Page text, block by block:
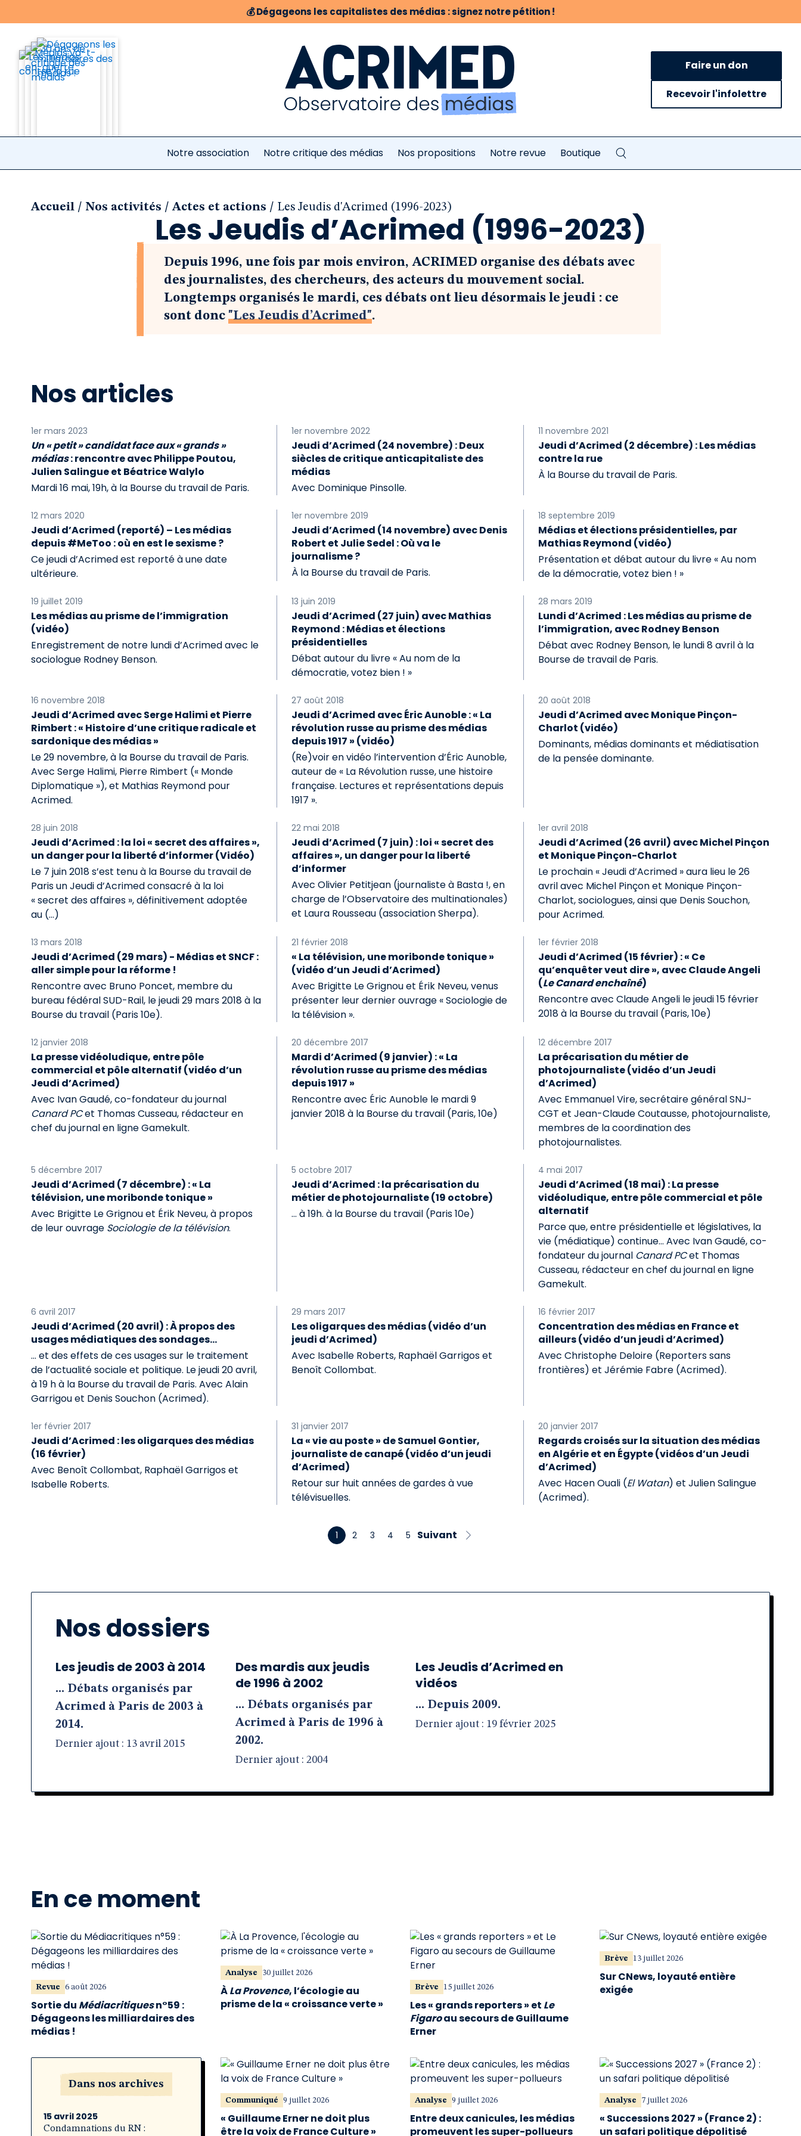
💰Dégageons les capitalistes des médias : signez notre pétition !
Faire un don
Recevoir l'infolettre
Notre association Notre critique des médias Nos propositions Notre revue Boutique
Accueil / Nos activités / Actes et actions / Les Jeudis d'Acrimed (1996-2023)
Les Jeudis d’Acrimed (1996-2023)
Depuis 1996, une fois par mois environ, ACRIMED organise des débats avec
des journalistes, des chercheurs, des acteurs du mouvement social.
Longtemps organisés le mardi, ces débats ont lieu désormais le jeudi : ce
sont donc "Les Jeudis d’Acrimed".
Nos articles
1er mars 2023
Un « petit » candidat face aux « grands »
médias: rencontre avec Philippe Poutou,
Julien Salingue et Béatrice Walylo
Mardi 16 mai, 19h, à la Bourse du travail de Paris.
1er novembre 2022
Jeudi d’Acrimed (24 novembre) : Deux
siècles de critique anticapitaliste des
médias
Avec Dominique Pinsolle.
11 novembre 2021
Jeudi d’Acrimed (2 décembre) : Les médias
contre la rue
À la Bourse du travail de Paris.
12 mars 2020
Jeudi d’Acrimed (reporté) – Les médias
depuis #MeToo : où en est le sexisme ?
Ce jeudi d’Acrimed est reporté à une date
ultérieure.
1er novembre 2019
Jeudi d’Acrimed (14 novembre) avec Denis
Robert et Julie Sedel : Où va le
journalisme ?
À la Bourse du travail de Paris.
18 septembre 2019
Médias et élections présidentielles, par
Mathias Reymond (vidéo)
Présentation et débat autour du livre « Au nom
de la démocratie, votez bien ! »
19 juillet 2019
Les médias au prisme de l’immigration
(vidéo)
Enregistrement de notre lundi d’Acrimed avec le
sociologue Rodney Benson.
13 juin 2019
Jeudi d’Acrimed (27 juin) avec Mathias
Reymond : Médias et élections
présidentielles
Débat autour du livre « Au nom de la
démocratie, votez bien ! »
28 mars 2019
Lundi d’Acrimed : Les médias au prisme de
l’immigration, avec Rodney Benson
Débat avec Rodney Benson, le lundi 8 avril à la
Bourse de travail de Paris.
16 novembre 2018
Jeudi d’Acrimed avec Serge Halimi et Pierre
Rimbert : « Histoire d’une critique radicale et
sardonique des médias »
Le 29 novembre, à la Bourse du travail de Paris.
Avec Serge Halimi, Pierre Rimbert (« Monde
Diplomatique »), et Mathias Reymond pour
Acrimed.
27 août 2018
Jeudi d’Acrimed avec Éric Aunoble : « La
révolution russe au prisme des médias
depuis 1917 » (vidéo)
(Re)voir en vidéo l’intervention d’Éric Aunoble,
auteur de « La Révolution russe, une histoire
française. Lectures et représentations depuis
1917 ».
20 août 2018
Jeudi d’Acrimed avec Monique Pinçon-
Charlot (vidéo)
Dominants, médias dominants et médiatisation
de la pensée dominante.
28 juin 2018
Jeudi d’Acrimed : la loi « secret des affaires »,
un danger pour la liberté d’informer (Vidéo)
Le 7 juin 2018 s’est tenu à la Bourse du travail de
Paris un Jeudi d’Acrimed consacré à la loi
« secret des affaires », définitivement adoptée
au (…)
22 mai 2018
Jeudi d’Acrimed (7 juin) : loi « secret des
affaires », un danger pour la liberté
d’informer
Avec Olivier Petitjean (journaliste à Basta !, en
charge de l’Observatoire des multinationales)
et Laura Rousseau (association Sherpa).
1er avril 2018
Jeudi d’Acrimed (26 avril) avec Michel Pinçon
et Monique Pinçon-Charlot
Le prochain « Jeudi d’Acrimed » aura lieu le 26
avril avec Michel Pinçon et Monique Pinçon-
Charlot, sociologues, ainsi que Denis Souchon,
pour Acrimed.
13 mars 2018
Jeudi d’Acrimed (29 mars) - Médias et SNCF :
aller simple pour la réforme !
Rencontre avec Bruno Poncet, membre du
bureau fédéral SUD-Rail, le jeudi 29 mars 2018 à la
Bourse du travail (Paris 10e).
21 février 2018
« La télévision, une moribonde tonique »
(vidéo d’un Jeudi d’Acrimed)
Avec Brigitte Le Grignou et Érik Neveu, venus
présenter leur dernier ouvrage « Sociologie de
la télévision ».
1er février 2018
Jeudi d’Acrimed (15 février) : « Ce
qu’enquêter veut dire », avec Claude Angeli
(Le Canard enchaîné)
Rencontre avec Claude Angeli le jeudi 15 février
2018 à la Bourse du travail (Paris, 10e)
12 janvier 2018
La presse vidéoludique, entre pôle
commercial et pôle alternatif (vidéo d’un
Jeudi d’Acrimed)
Avec Ivan Gaudé, co-fondateur du journal
Canard PCet Thomas Cusseau, rédacteur en
chef du journal en ligne Gamekult.
20 décembre 2017
Mardi d’Acrimed (9 janvier) : « La
révolution russe au prisme des médias
depuis 1917 »
Rencontre avec Éric Aunoble le mardi 9
janvier 2018 à la Bourse du travail (Paris, 10e)
12 décembre 2017
La précarisation du métier de
photojournaliste (vidéo d’un Jeudi
d’Acrimed)
Avec Emmanuel Vire, secrétaire général SNJ-
CGT et Jean-Claude Coutausse, photojournaliste,
membres de la coordination des
photojournalistes.
5 décembre 2017
Jeudi d’Acrimed (7 décembre) : « La
télévision, une moribonde tonique »
Avec Brigitte Le Grignou et Érik Neveu, à propos
de leur ouvrage Sociologie de la télévision.
5 octobre 2017
Jeudi d’Acrimed : la précarisation du
métier de photojournaliste (19 octobre)
… à 19h. à la Bourse du travail (Paris 10e)
4 mai 2017
Jeudi d’Acrimed (18 mai) : La presse
vidéoludique, entre pôle commercial et pôle
alternatif
Parce que, entre présidentielle et législatives, la
vie (médiatique) continue... Avec Ivan Gaudé, co-
fondateur du journal Canard PCet Thomas
Cusseau, rédacteur en chef du journal en ligne
Gamekult.
6 avril 2017
Jeudi d’Acrimed (20 avril) : À propos des
usages médiatiques des sondages…
… et des effets de ces usages sur le traitement
de l’actualité sociale et politique. Le jeudi 20 avril,
à 19 h à la Bourse du travail de Paris. Avec Alain
Garrigou et Denis Souchon (Acrimed).
29 mars 2017
Les oligarques des médias (vidéo d’un
jeudi d’Acrimed)
Avec Isabelle Roberts, Raphaël Garrigos et
Benoît Collombat.
16 février 2017
Concentration des médias en France et
ailleurs (vidéo d’un jeudi d’Acrimed)
Avec Christophe Deloire (Reporters sans
frontières) et Jérémie Fabre (Acrimed).
1er février 2017
Jeudi d’Acrimed : les oligarques des médias
(16 février)
Avec Benoît Collombat, Raphaël Garrigos et
Isabelle Roberts.
31 janvier 2017
La « vie au poste » de Samuel Gontier,
journaliste de canapé (vidéo d’un jeudi
d’Acrimed)
Retour sur huit années de gardes à vue
télévisuelles.
20 janvier 2017
Regards croisés sur la situation des médias
en Algérie et en Égypte (vidéos d’un Jeudi
d’Acrimed)
Avec Hacen Ouali (El Watan) et Julien Salingue
(Acrimed).
1 2 3 4 5 Suivant
Nos dossiers
Les jeudis de 2003 à 2014
... Débats organisés par
Acrimed à Paris de 2003 à
2014.
Dernier ajout : 13 avril 2015
Des mardis aux jeudis
de 1996 à 2002
... Débats organisés par
Acrimed à Paris de 1996 à
2002.
Dernier ajout : 2004
Les Jeudis d’Acrimed en
vidéos
... Depuis 2009.
Dernier ajout : 19 février 2025
En ce moment
Revue 6 août 2026
Sortie du Médiacritiquesn°59 :
Dégageons les milliardaires des
médias !
Analyse 30 juillet 2026
ÀLa Provence, l’écologie au
prisme de la « croissance verte »
Brève 15 juillet 2026
Les « grands reporters » et Le
Figaroau secours de Guillaume
Erner
Brève 13 juillet 2026
Sur CNews, loyauté entière
exigée
Dans nos archives
15 avril 2025
Condamnations du RN :
Communiqué 9 juillet 2026
« Guillaume Erner ne doit plus
être la voix de France Culture »
Analyse 9 juillet 2026
Entre deux canicules, les médias
promeuvent les super-pollueurs
Analyse 7 juillet 2026
« Successions 2027 » (France 2) :
un safari politique dépolitisé